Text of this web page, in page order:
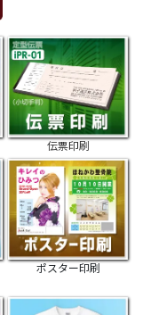
伝票印刷
ポスター印刷